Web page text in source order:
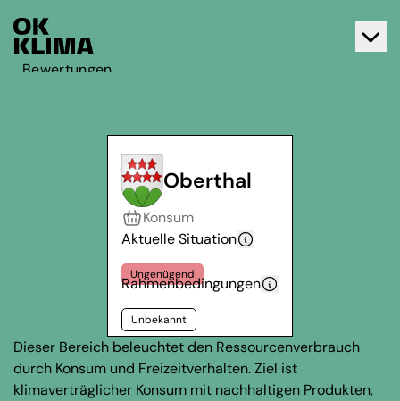
Bewertungen
Oberthal
Konsum
Aktuelle Situation
Ungenügend
Rahmenbedingungen
Unbekannt
Dieser Bereich beleuchtet den Ressourcenverbrauch
durch Konsum und Freizeitverhalten. Ziel ist
klimaverträglicher Konsum mit nachhaltigen Produkten,